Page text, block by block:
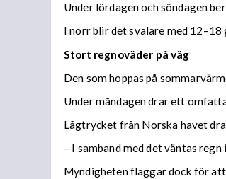
Under lördagen och söndagen
I norr blir det svalare med 12–18
Stort regnoväder på väg
Den som hoppas på
Under måndagen drar ett
Lågtrycket från Norska havet
– I samband med det väntas
Myndigheten flaggar dock för